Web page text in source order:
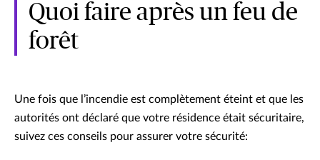
Quoi faire après un feu de
forêt
Une fois que l’incendie est complètement éteint et que les
autorités ont déclaré que votre résidence était sécuritaire,
suivez ces conseils pour assurer votre sécurité: